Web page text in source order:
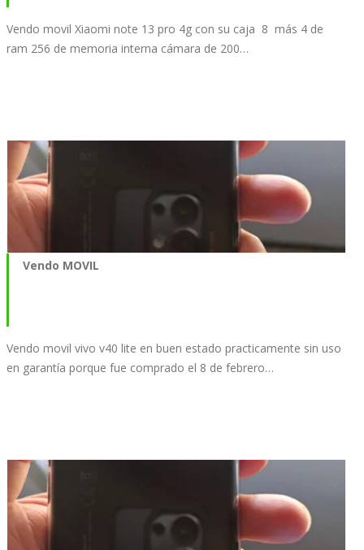
Vendo movil Xiaomi note 13 pro 4g con su caja 8 más 4 de
ram 256 de memoria interna cámara de 200…
Vendo MOVIL
Vendo movil vivo v40 lite en buen estado practicamente sin uso
en garantía porque fue comprado el 8 de febrero…